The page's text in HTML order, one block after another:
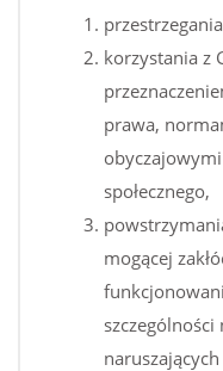
korzystania z
prawa,
społecznego,
mogącej
szczególności